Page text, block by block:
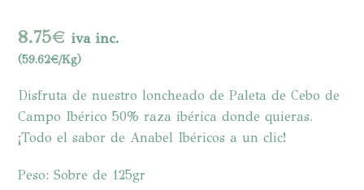
8.75€ iva inc.
(59.62€/Kg)
Disfruta de nuestro loncheado de Paleta de Cebo de
Campo Ibérico 50% raza ibérica donde quieras.
¡Todo el sabor de Anabel Ibéricos a un clic!
Peso: Sobre de 125gr